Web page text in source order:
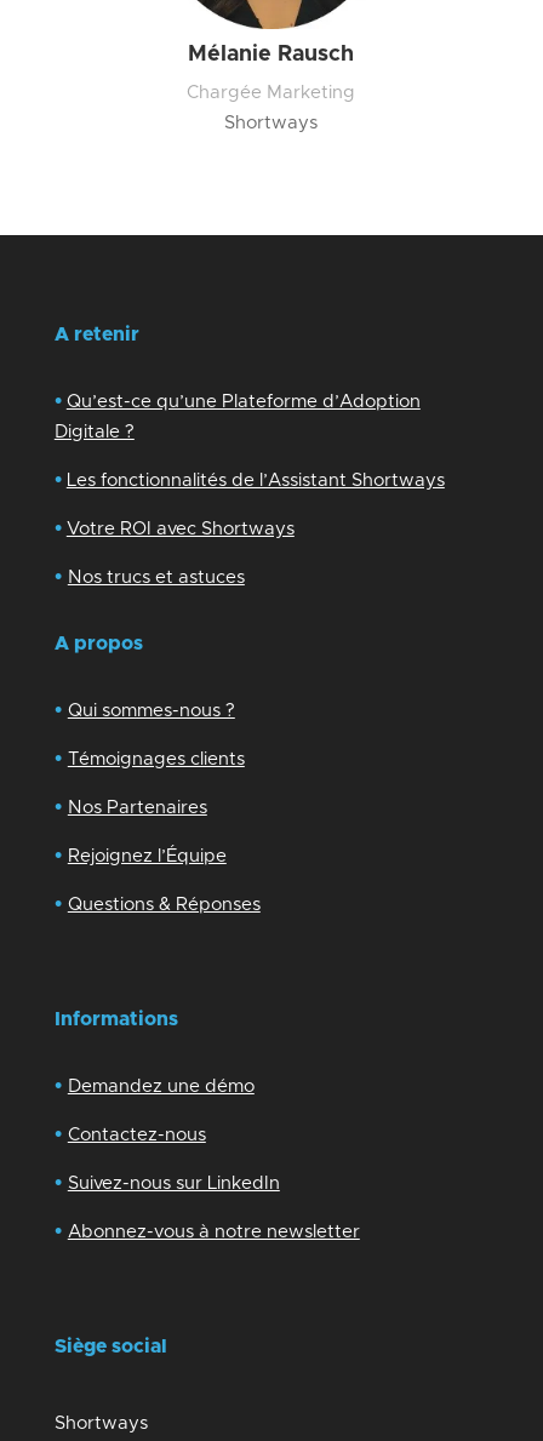
Mélanie Rausch
Chargée Marketing
Shortways
A retenir
• Qu’est-ce qu’une Plateforme d’Adoption
Digitale ?
• Les fonctionnalités de l’Assistant Shortways
• Votre ROI avec Shortways
• Nos trucs et astuces
A propos
• Qui sommes-nous ?
• Témoignages clients
• Nos Partenaires
• Rejoignez l’Équipe
• Questions & Réponses
Informations
• Demandez une démo
• Contactez-nous
• Suivez-nous sur LinkedIn
• Abonnez-vous à notre newsletter
Siège social
Shortways